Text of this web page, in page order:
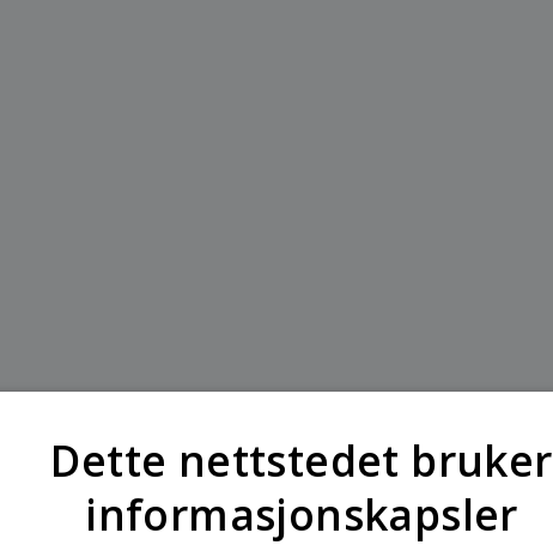
Dette nettstedet bruker
informasjonskapsler